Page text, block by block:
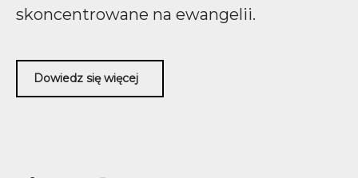
skoncentrowane na ewangelii.
Dowiedz się więcej